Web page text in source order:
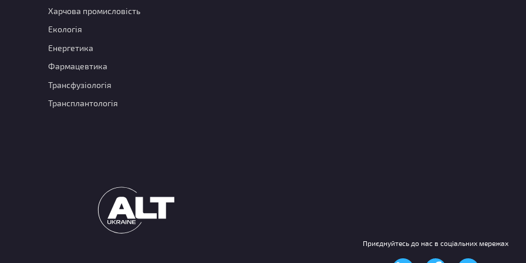
Харчова промисловість
Екологія
Енергетика
Фармацевтика
Трансфузіологія
Трансплантологія
Приєднуйтесь до нас в соціальних мережах